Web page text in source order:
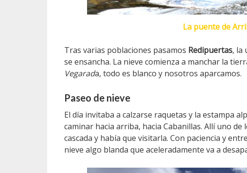
La puente de
Tras varias poblaciones pasamos Redipuertas, la
se ensancha. La nieve comienza a manchar la
Vegarada, todo es blanco y nosotros aparcamos.
Paseo de nieve
El día invitaba a calzarse raquetas y la estampa
caminar hacia arriba, hacia Cabanillas. Allí uno
cascada y había que visitarla. Con paciencia y
nieve algo blanda que aceleradamente va a